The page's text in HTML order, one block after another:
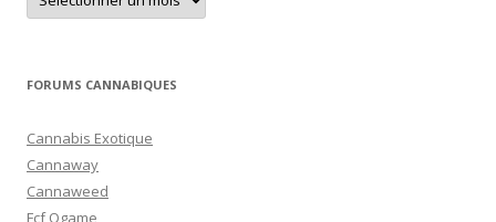
FORUMS CANNABIQUES
Cannabis Exotique
Cannaway
Cannaweed
Fcf Ogame